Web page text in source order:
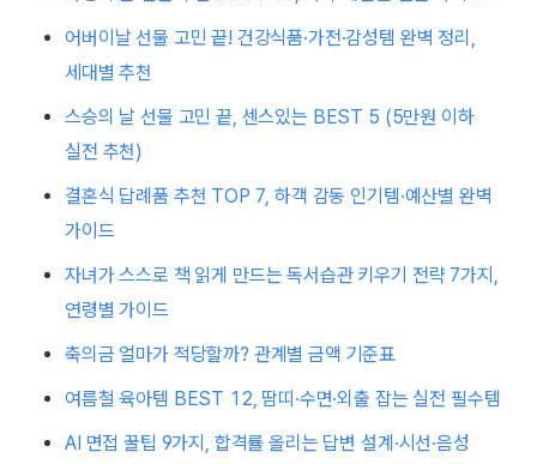
어버이날 선물 고민 끝! 건강식품·가전·감성템 완벽 정리,
세대별 추천
스승의 날 선물 고민 끝, 센스있는 BEST 5 (5만원 이하
실전 추천)
결혼식 답례품 추천 TOP 7, 하객 감동 인기템·예산별 완벽
가이드
자녀가 스스로 책 읽게 만드는 독서습관 키우기 전략 7가지,
연령별 가이드
축의금 얼마가 적당할까? 관계별 금액 기준표
여름철 육아템 BEST 12, 땀띠·수면·외출 잡는 실전 필수템
AI 면접 꿀팁 9가지, 합격률 올리는 답변 설계·시선·음성